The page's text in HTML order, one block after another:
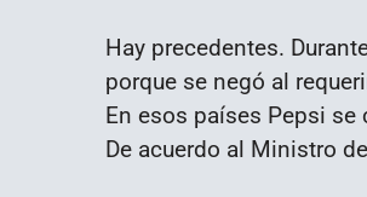
Hay precedentes.
porque se negó al
En esos países Pepsi
De acuerdo al Ministro